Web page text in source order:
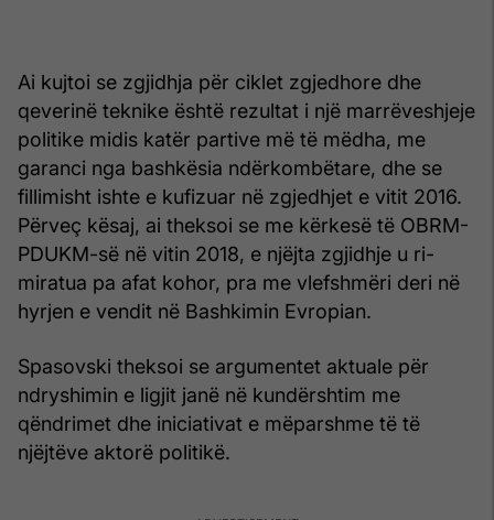
Ai kujtoi se zgjidhja për ciklet zgjedhore dhe
qeverinë teknike është rezultat i një marrëveshjeje
politike midis katër partive më të mëdha, me
garanci nga bashkësia ndërkombëtare, dhe se
fillimisht ishte e kufizuar në zgjedhjet e vitit 2016.
Përveç kësaj, ai theksoi se me kërkesë të OBRM-
PDUKM-së në vitin 2018, e njëjta zgjidhje u ri-
miratua pa afat kohor, pra me vlefshmëri deri në
hyrjen e vendit në Bashkimin Evropian.
Spasovski theksoi se argumentet aktuale për
ndryshimin e ligjit janë në kundërshtim me
qëndrimet dhe iniciativat e mëparshme të të
njëjtëve aktorë politikë.